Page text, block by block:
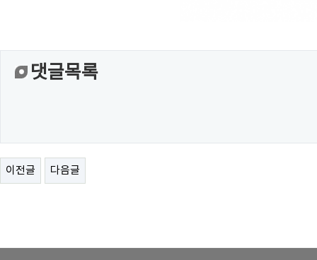
댓글목록
이전글 다음글